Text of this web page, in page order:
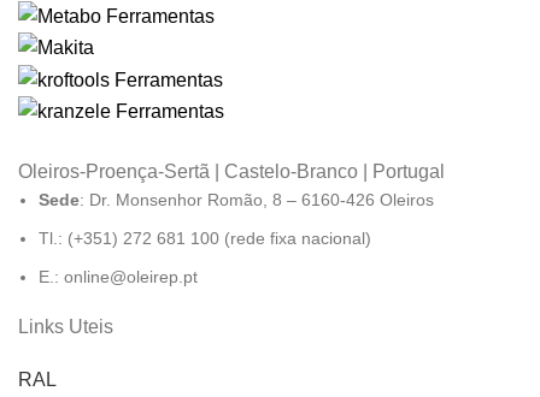
Oleiros-Proença-Sertã | Castelo-Branco | Portugal
Sede: Dr. Monsenhor Romão, 8 – 6160-426 Oleiros
Tl.: (+351) 272 681 100 (rede fixa nacional)
E.: online@oleirep.pt
Links Uteis
RAL